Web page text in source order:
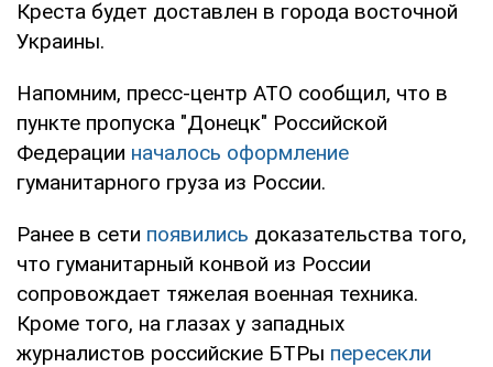
Креста будет доставлен в города восточной
Украины.
Напомним, пресс-центр АТО сообщил, что в
пункте пропуска "Донецк" Российской
Федерации началось оформление
гуманитарного груза из России.
Ранее в сети появились доказательства того,
что гуманитарный конвой из России
сопровождает тяжелая военная техника.
Кроме того, на глазах у западных
журналистов российские БТРы пересекли